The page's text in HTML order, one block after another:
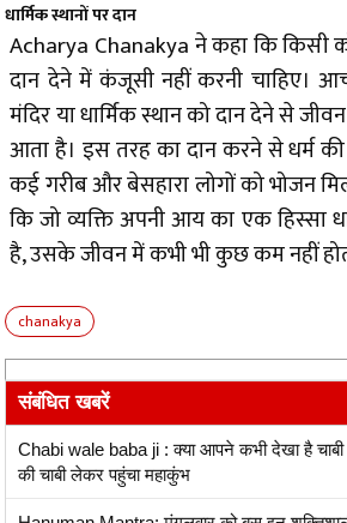
धार्मिक स्थानों पर दान
Acharya Chanakya ने कहा कि किसी
दान देने में कंजूसी नहीं करनी चाहिए।
मंदिर या धार्मिक स्थान को दान देने से
आता है। इस तरह का दान करने से धर्म
कई गरीब और बेसहारा लोगों को भोजन
कि जो व्यक्ति अपनी आय का एक हिस्सा
है, उसके जीवन में कभी भी कुछ कम नहीं
chanakya
संबंधित खबरें
Chabi wale baba ji : क्या आपने कभी देखा है चाबी
की चाबी लेकर पहुंचा महाकुंभ